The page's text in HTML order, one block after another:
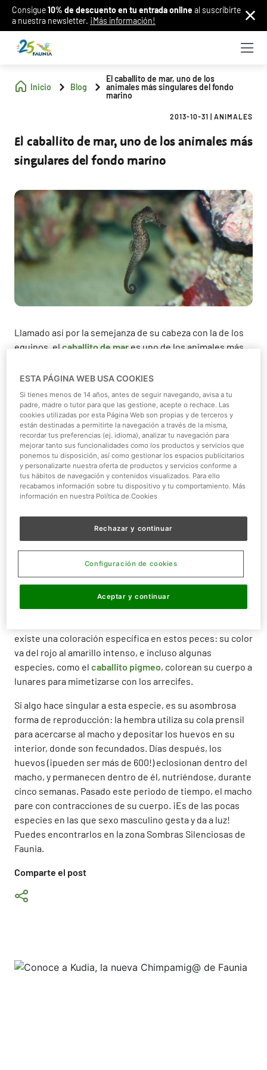
Consigue10% de descuento en tu entrada onlineal suscribirte
a nuestra newsletter. ¡Más información!
Inicio Blog
El caballito de mar, uno de los
animales más singulares del fondo
marino
2013-10-31 ANIMALES
El caballito de mar, uno de los animales más
singulares del fondo marino
Comparte el post
Llamado así por la semejanza de su cabeza con la de los
equinos, elcaballito de mares uno de los animales más
cuenta con aleta dorsal, no tiene mandíbulas y lo más
curioso de todo: ¡los machos son los que paren! ¿Quieres
saber más sobre este habitante del fondo de marino? Te
lo contamos todo sobre él.
Con cerca de 18 centímetros de longitud, el caballito de
mar es un pez marino de la familia de los syngnathidae,
cuya principal característica es su boca en forma de
trompeta. Ésta, carente de dientes, solo le permite
ingerir presas muy pequeñas, que aspira en grandes
cantidades mientras permanece quieto gracias a su cola
prensil, utilizada para anclarse a plantas, corales...
El caballito de mar habita especialmente en las aguas
cálidas de Centroamérica y el Caribe, aunque puede
encontrarse en cualquier zona marina de agua templada
como la zona indo-pacífica, e incluso en España. Este
animal destaca por su excelente habilidad camaleónica,
existe una coloración específica en estos peces: su color
va del rojo al amarillo intenso, e incluso algunas
especies, como el caballito pigmeo, colorean su cuerpo a
lunares para mimetizarse con los arrecifes.
Si algo hace singular a esta especie, es su asombrosa
forma de reproducción: la hembra utiliza su cola prensil
para acercarse al macho y depositar los huevos en su
interior, donde son fecundados. Días después, los
huevos (¡pueden ser más de 600!) eclosionan dentro del
macho, y permanecen dentro de él, nutriéndose, durante
cinco semanas. Pasado este periodo de tiempo, el macho
pare con contracciones de su cuerpo. ¡Es de las pocas
especies en las que sexo masculino gesta y da a luz!
Puedes encontrarlos en la zona Sombras Silenciosas de
Faunia.
ESTA PÁGINA WEB USA COOKIES
Si tienes menos de 14 años, antes de seguir navegando, avisa a tu
padre, madre o tutor para que las gestione, acepte o rechace. Las
cookies utilizadas por esta Página Web son propias y de terceros y
están destinadas a permitirte la navegación a través de la misma,
recordar tus preferencias (ej. idioma), analizar tu navegación para
mejorar tanto sus funcionalidades como los productos y servicios que
ponemos tu disposición, así como gestionar los espacios publicitarios
y personalizarte nuestra oferta de productos y servicios conforme a
tus hábitos de navegación y contenidos visualizados. Para ello
recabamos información sobre tu dispositivo y tu comportamiento. Más
información en nuestra Política de Cookies
Rechazar y continuar
Aceptar y continuar
Configuración de cookies